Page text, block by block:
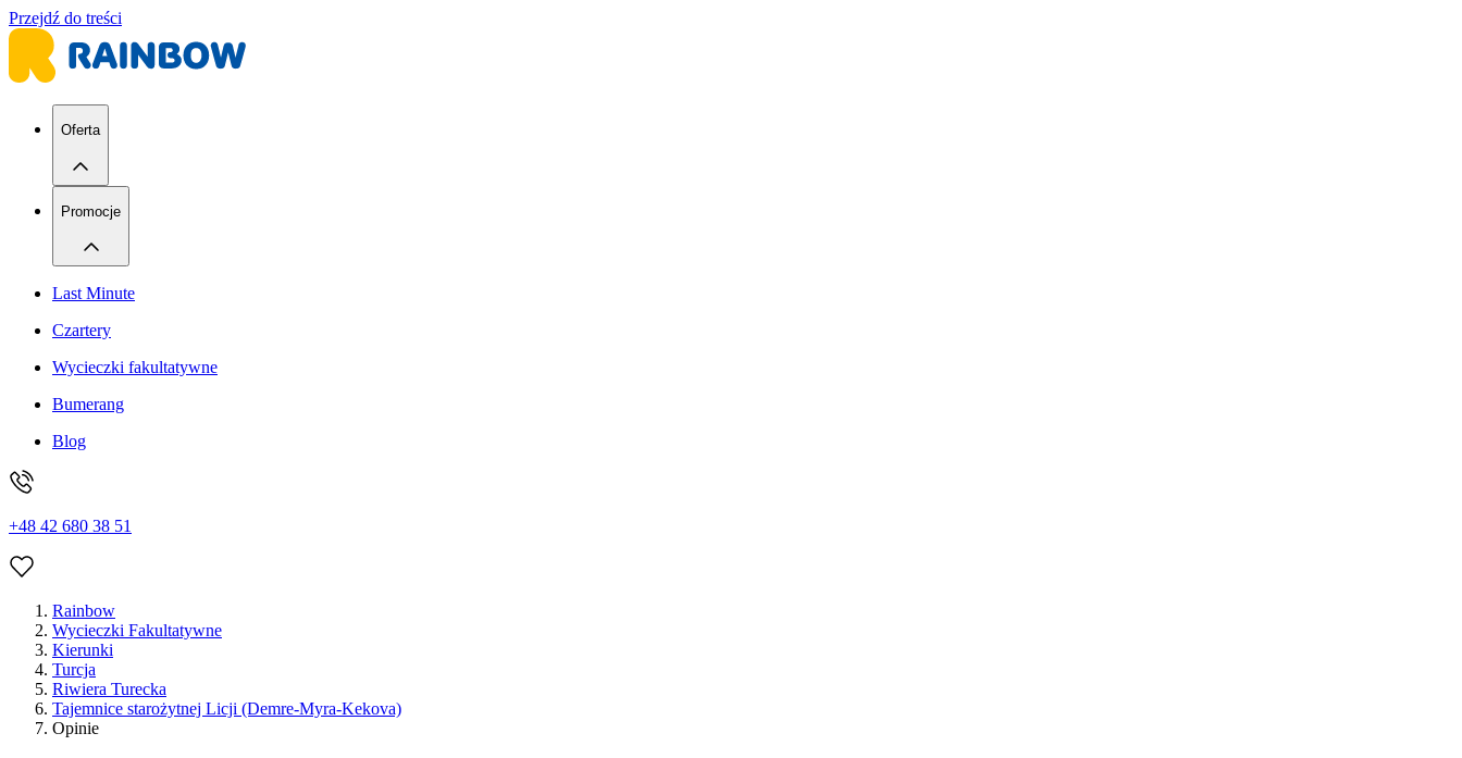
Przejdź do treści
Oferta
Promocje
Last Minute
Czartery
Wycieczki fakultatywne
Bumerang
Blog
+48 42 680 38 51
Rainbow
Wycieczki Fakultatywne
Kierunki
Turcja
Riwiera Turecka
Tajemnice starożytnej Licji (Demre-Myra-Kekova)
Opinie